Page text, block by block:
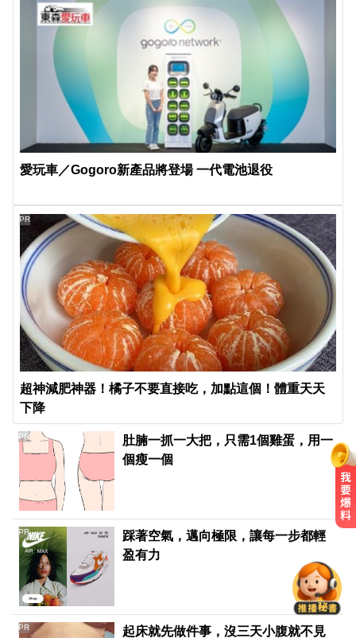
愛玩車／Gogoro新產品將登場 一代電池退役
超神減肥神器！橘子不要直接吃，加點這個！體重天天
下降
PR
肚腩一抓一大把，只需1個雞蛋，用一
個瘦一個
PR
踩著空氣，邁向極限，讓每一步都輕
盈有力
PR
起床就先做件事，沒三天小腹就不見
PR
明年起0~18歲「每月領5千」 賴清
德喊：此時不生待何時
MLB／李灝宇替補2打數未敲安！拚